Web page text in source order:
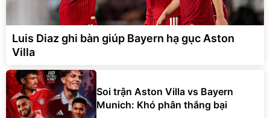
Luis Diaz ghi bàn giúp Bayern hạ gục Aston
Villa
Soi trận Aston Villa vs Bayern
Munich: Khó phân thắng bại